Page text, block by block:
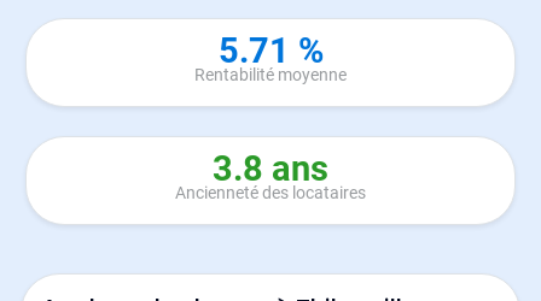
5.71 %
Rentabilité moyenne
3.8 ans
Ancienneté des locataires